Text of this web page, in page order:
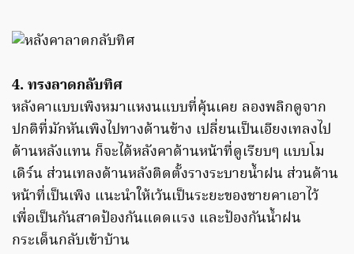
4. ทรงลาดกลับทิศ
หลังคาแบบเพิงหมาแหงนแบบที่คุ้นเคย ลองพลิกดูจาก
ปกติที่มักหันเพิงไปทางด้านข้าง เปลี่ยนเป็นเอียงเทลงไป
ด้านหลังแทน ก็จะได้หลังคาด้านหน้าที่ดูเรียบๆ แบบโม
เดิร์น ส่วนเทลงด้านหลังติดตั้งรางระบายน้ำฝน ส่วนด้าน
หน้าที่เป็นเพิง แนะนำให้เว้นเป็นระยะของชายคาเอาไว้
เพื่อเป็นกันสาดป้องกันแดดแรง และป้องกันน้ำฝน
กระเด็นกลับเข้าบ้าน